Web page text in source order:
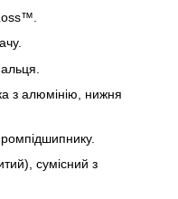
з алюмінію, нижня
сумісний з